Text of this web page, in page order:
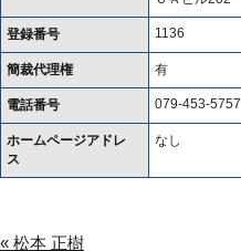
登録番号 1136
簡裁代理権 有
電話番号 079-453-5757
ホームページアドレ
ス
なし
« 松本 正樹